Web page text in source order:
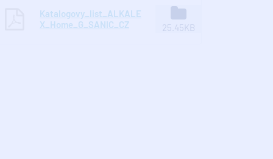
Katalogovy_list_ALKALE
X_Home_G_SANIC_CZ
25.45KB